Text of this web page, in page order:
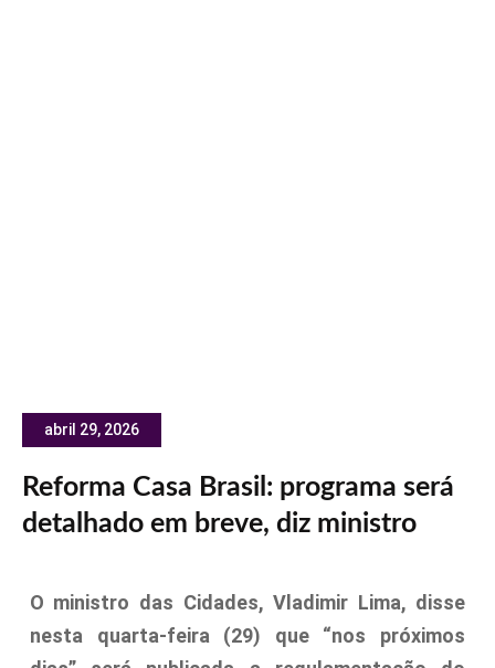
abril 29, 2026
Reforma Casa Brasil: programa será
detalhado em breve, diz ministro
O ministro das Cidades, Vladimir Lima, disse
nesta quarta-feira (29) que “nos próximos